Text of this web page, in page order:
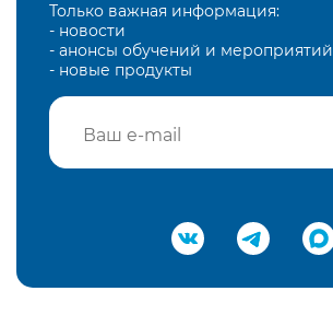
Только важная информация:
- новости
- анонсы обучений и мероприятий
- новые продукты
Подтвердить e-mail